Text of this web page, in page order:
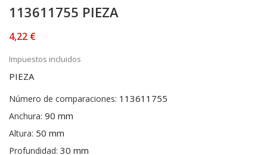
113611755 PIEZA
4,22 €
Impuestos incluidos
PIEZA
Número de comparaciones: 113611755
Anchura: 90 mm
Altura: 50 mm
Profundidad: 30 mm